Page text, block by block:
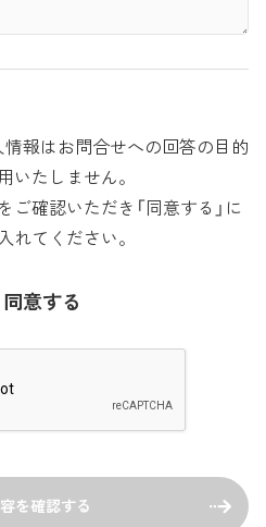
報はお問合せへの回答の目的
いたしません。
をご確認いただき「同意する」に
れてください。
同意する